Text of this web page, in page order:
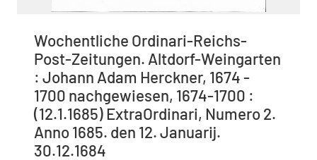
Wochentliche Ordinari-Reichs-
Post-Zeitungen. Altdorf-Weingarten
: Johann Adam Herckner, 1674 -
1700 nachgewiesen, 1674-1700 :
(12.1.1685) ExtraOrdinari, Numero 2.
Anno 1685. den 12. Januarij.
30.12.1684